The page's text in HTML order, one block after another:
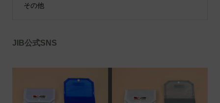
その他
JIB公式SNS